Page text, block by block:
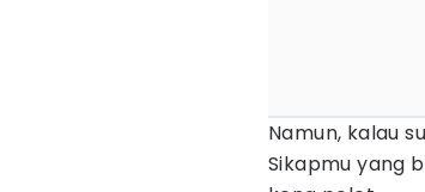
Namun, kalau
Sikapmu yang